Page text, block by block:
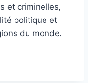
et criminelles,
politique et
du monde.